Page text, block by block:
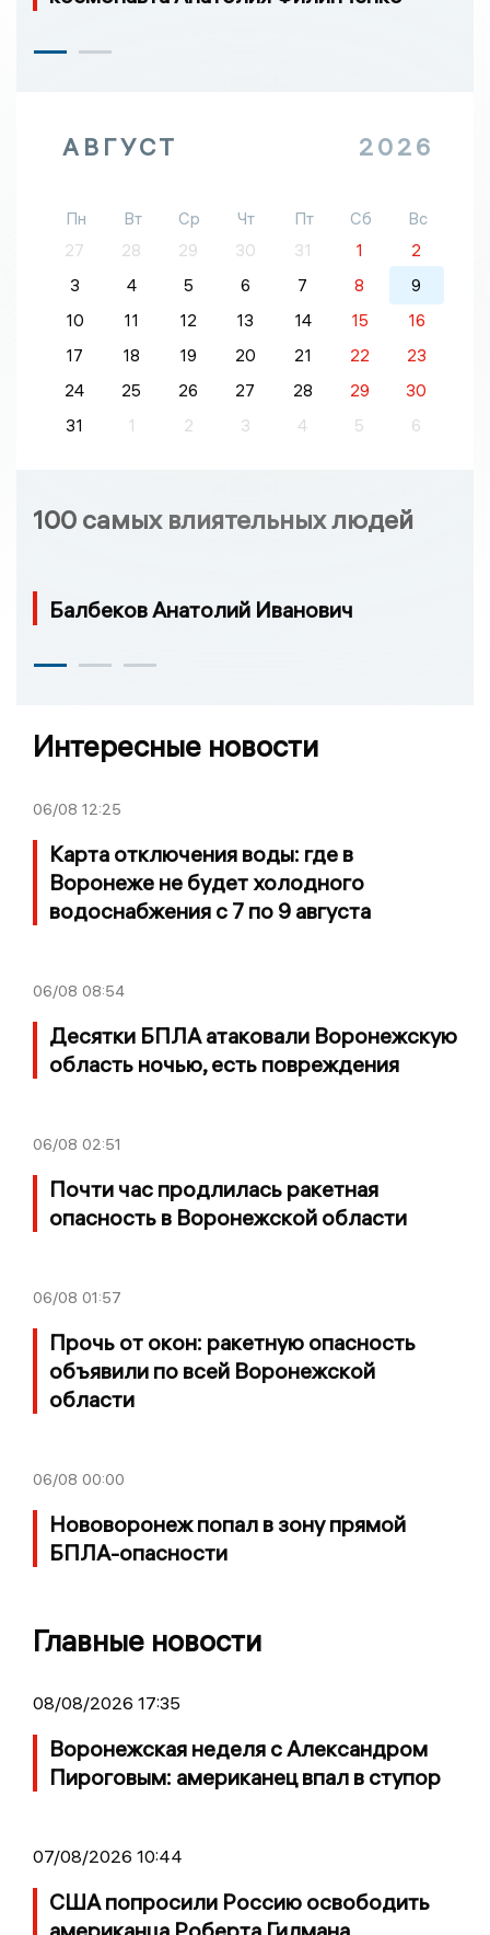
АВГУСТ 2026
Пн Вт Ср Чт Пт Сб
Вс
27
28 29 30 31 1
2
3
4 5 6 7 8
9
10
11 12 13 14 15
16
17
18 19 20 21 22
23
24
25 26 27 28 29
30
31
1 2 3 4 5 6
100 самых влиятельных людей
Балбеков Анатолий Иванович
Интересные новости
06/08 12:25
Карта отключения воды: где в
Воронеже не будет холодного
водоснабжения с 7 по 9 августа
06/08 08:54
Десятки БПЛА атаковали Воронежскую
область ночью, есть повреждения
06/08 02:51
Почти час продлилась ракетная
опасность в Воронежской области
06/08 01:57
Прочь от окон: ракетную опасность
объявили по всей Воронежской
области
06/08 00:00
Нововоронеж попал в зону прямой
БПЛА-опасности
Главные новости
08/08/2026 17:35
Воронежская неделя с Александром
Пироговым: американец впал в ступор
07/08/2026 10:44
США попросили Россию освободить